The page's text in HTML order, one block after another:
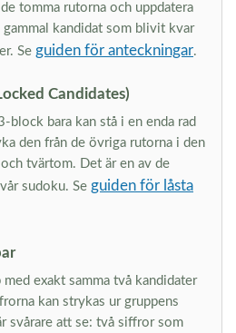
tomma rutorna och uppdatera
kandidat som blivit kvar
Se guiden för anteckningar.
Candidates)
block bara kan stå i en enda rad
den från de övriga rutorna i den
tvärtom. Det är en av de
sudoku. Se guiden för låsta
med exakt samma två kandidater
kan strykas ur gruppens
svårare att se: två siffror som